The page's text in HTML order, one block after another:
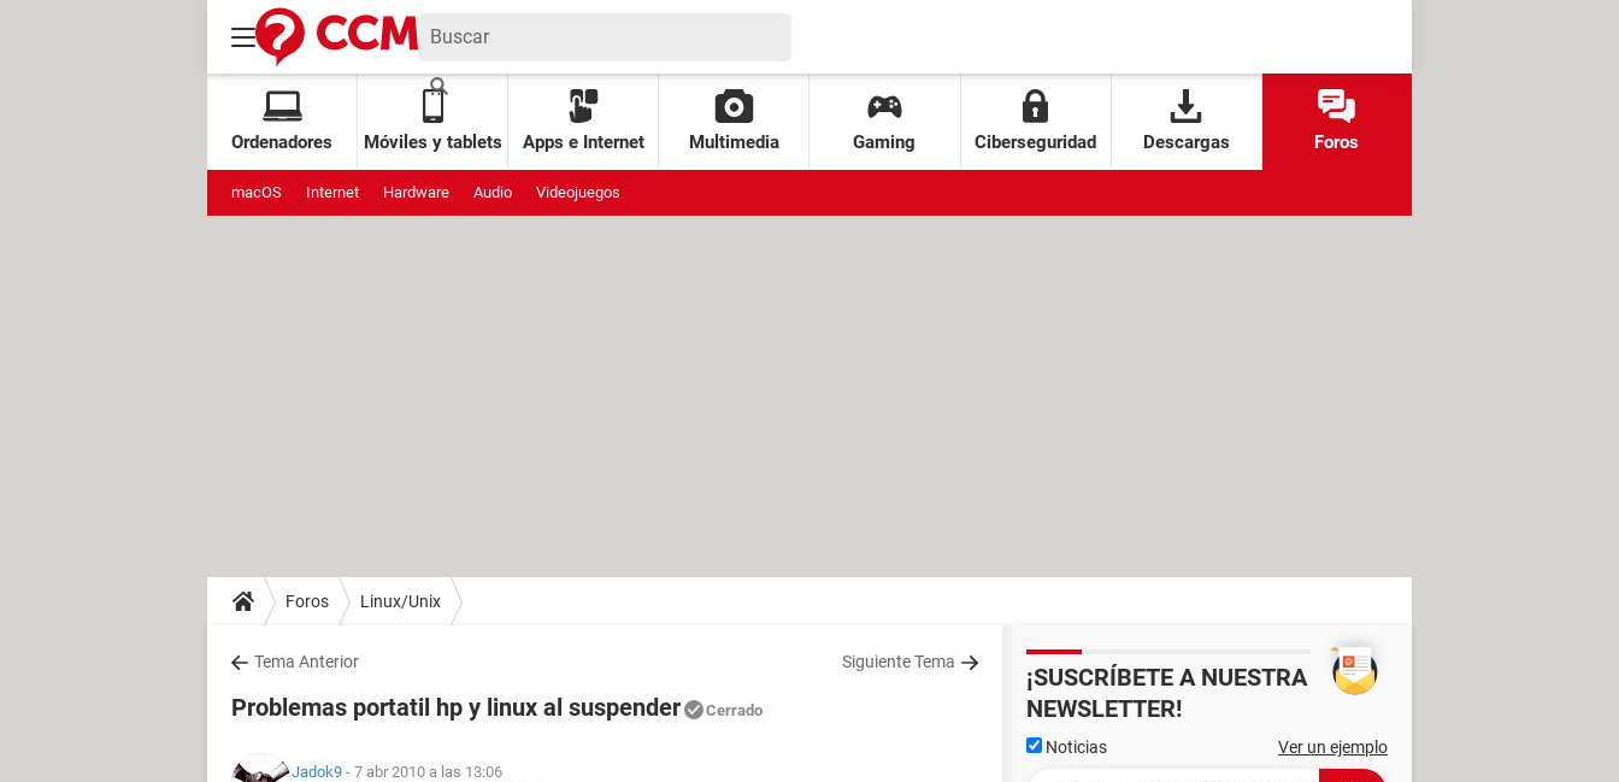
Ordenadores Móviles y tablets Apps e Internet Multimedia Gaming Ciberseguridad Descargas Foros
macOS Internet Hardware Audio Videojuegos
Foros Linux/Unix
Tema Anterior Siguiente Tema
Problemas portatil hp y linux al suspender Cerrado
Jadok9 - 7 abr 2010 a las 13:06
¡SUSCRÍBETE A NUESTRA
NEWSLETTER!
Noticias Ver un ejemplo